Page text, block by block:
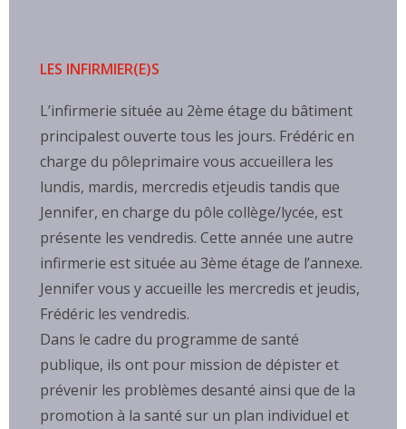
LES INFIRMIER(E)S
L’infirmerie située au 2ème étage du bâtiment
principalest ouverte tous les jours. Frédéric en
charge du pôleprimaire vous accueillera les
lundis, mardis, mercredis etjeudis tandis que
Jennifer, en charge du pôle collège/lycée, est
présente les vendredis. Cette année une autre
infirmerie est située au 3ème étage de l’annexe.
Jennifer vous y accueille les mercredis et jeudis,
Frédéric les vendredis.
Dans le cadre du programme de santé
publique, ils ont pour mission de dépister et
prévenir les problèmes desanté ainsi que de la
promotion à la santé sur un plan individuel et